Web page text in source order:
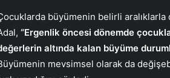
büyümenin belirli
“Ergenlik öncesi dönemde
altında kalan büyüme
mevsimsel olarak da